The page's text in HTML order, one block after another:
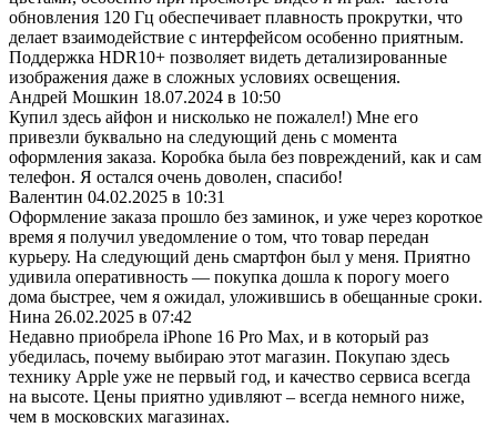
обновления 120 Гц обеспечивает плавность прокрутки, что
делает взаимодействие с интерфейсом особенно приятным.
Поддержка HDR10+ позволяет видеть детализированные
изображения даже в сложных условиях освещения.
Андрей Мошкин 18.07.2024 в 10:50
Купил здесь айфон и нисколько не пожалел!) Мне его
привезли буквально на следующий день с момента
оформления заказа. Коробка была без повреждений, как и сам
телефон. Я остался очень доволен, спасибо!
Валентин 04.02.2025 в 10:31
Оформление заказа прошло без заминок, и уже через короткое
время я получил уведомление о том, что товар передан
курьеру. На следующий день смартфон был у меня. Приятно
удивила оперативность — покупка дошла к порогу моего
дома быстрее, чем я ожидал, уложившись в обещанные сроки.
Нина 26.02.2025 в 07:42
Недавно приобрела iPhone 16 Pro Max, и в который раз
убедилась, почему выбираю этот магазин. Покупаю здесь
технику Apple уже не первый год, и качество сервиса всегда
на высоте. Цены приятно удивляют – всегда немного ниже,
чем в московских магазинах.